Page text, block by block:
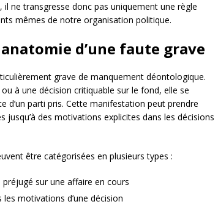
ne transgresse donc pas uniquement une règle
mêmes de notre organisation politique.
d’une faute grave
grave de manquement déontologique.
à une décision critiquable sur le fond, elle se
d’un parti pris. Cette manifestation peut prendre
des motivations explicites dans les décisions
être catégorisées en plusieurs types :
sur une affaire en cours
les motivations d’une décision